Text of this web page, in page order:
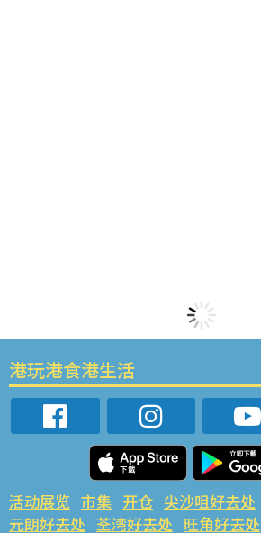
港玩港食港生活
活动展览 市集 开仓 尖沙咀好去处
元朗好去处 荃湾好去处 旺角好去处